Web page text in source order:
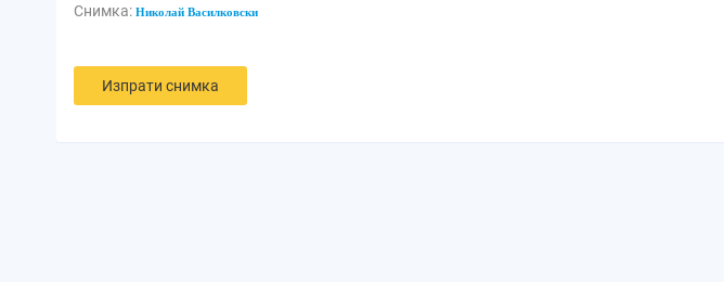
Снимка: Николай Василковски
Изпрати снимка